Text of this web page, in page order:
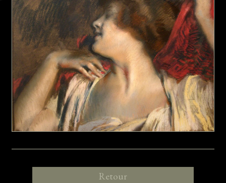
Retour